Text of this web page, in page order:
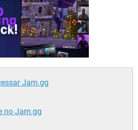
Jam.gg
no Jam.gg